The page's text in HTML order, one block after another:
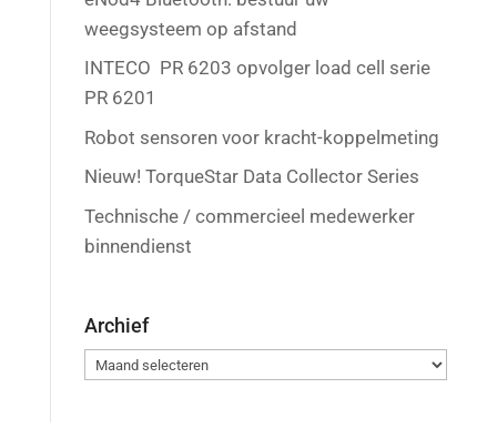
weegsysteem op afstand
INTECO PR 6203 opvolger load cell serie
PR 6201
Robot sensoren voor kracht-koppelmeting
Nieuw! TorqueStar Data Collector Series
Technische / commercieel medewerker
binnendienst
Archief
Archief